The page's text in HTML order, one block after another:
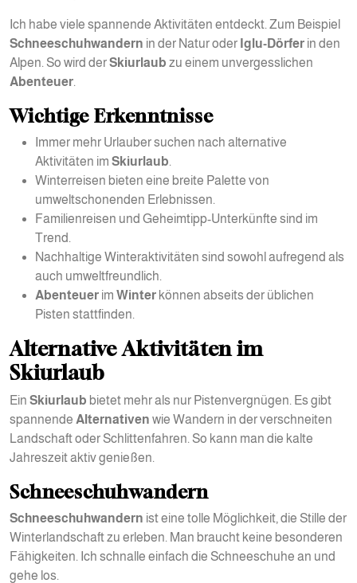
Ich habe viele spannende Aktivitäten entdeckt. Zum Beispiel
Schneeschuhwandern in der Natur oder Iglu-Dörfer in den
Alpen. So wird derSkiurlaub zu einem unvergesslichen
Abenteuer.
Wichtige Erkenntnisse
Immer mehr Urlauber suchen nach alternative
Aktivitäten im Skiurlaub.
Winterreisen bieten eine breite Palette von
umweltschonenden Erlebnissen.
Familienreisen und Geheimtipp-Unterkünfte sind im
Trend.
Nachhaltige Winteraktivitäten sind sowohl aufregend als
auch umweltfreundlich.
Abenteuer im Winter können abseits der üblichen
Pisten stattfinden.
Alternative Aktivitäten im
Skiurlaub
Ein Skiurlaub bietet mehr als nur Pistenvergnügen. Es gibt
spannende Alternativen wie Wandern in der verschneiten
Landschaft oder Schlittenfahren. So kann man die kalte
Jahreszeit aktiv genießen.
Schneeschuhwandern
Schneeschuhwandern ist eine tolle Möglichkeit, die Stille der
Winterlandschaft zu erleben. Man braucht keine besonderen
Fähigkeiten. Ich schnalle einfach die Schneeschuhe an und
gehe los.